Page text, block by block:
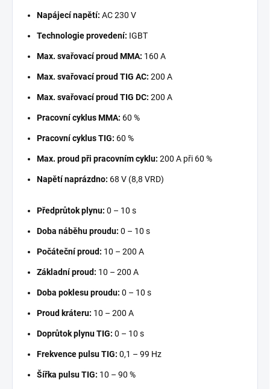
Napájecí napětí: AC 230 V
Technologie provedení: IGBT
Max. svařovací proud MMA: 160 A
Max. svařovací proud TIG AC: 200 A
Max. svařovací proud TIG DC: 200 A
Pracovní cyklus MMA: 60 %
Pracovní cyklus TIG: 60 %
Max. proud při pracovním cyklu: 200 A při 60 %
Napětí naprázdno: 68 V (8,8 VRD)
Předprůtok plynu: 0 – 10 s
Doba náběhu proudu: 0 – 10 s
Počáteční proud: 10 – 200 A
Základní proud: 10 – 200 A
Doba poklesu proudu: 0 – 10 s
Proud kráteru: 10 – 200 A
Doprůtok plynu TIG: 0 – 10 s
Frekvence pulsu TIG: 0,1 – 99 Hz
Šířka pulsu TIG: 10 – 90 %